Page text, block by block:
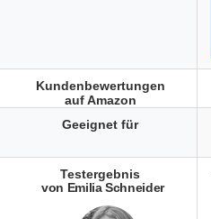
Kundenbewertungen
auf Amazon
Geeignet für
Testergebnis
von Emilia Schneider